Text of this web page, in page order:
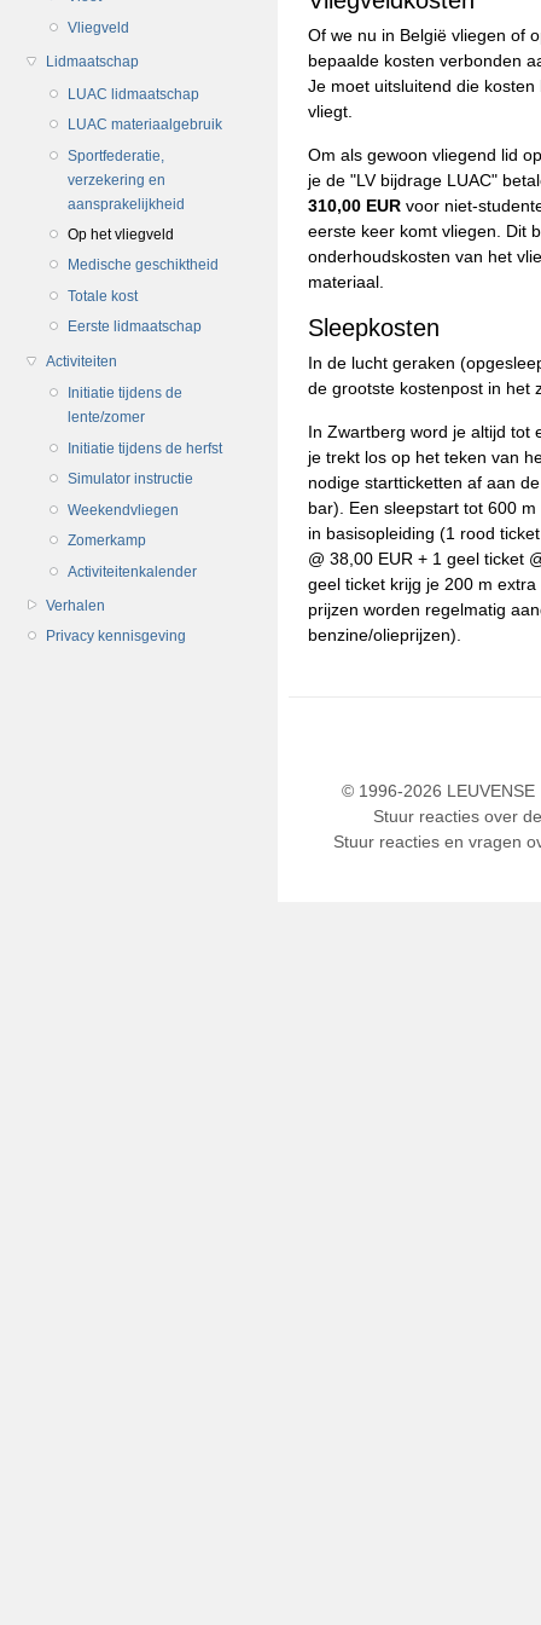
Vliegveld
Lidmaatschap
LUAC lidmaatschap
LUAC materiaalgebruik
Sportfederatie,
verzekering en
aansprakelijkheid
Op het vliegveld
Medische geschiktheid
Totale kost
Eerste lidmaatschap
Activiteiten
Initiatie tijdens de
lente/zomer
Initiatie tijdens de herfst
Simulator instructie
Weekendvliegen
Zomerkamp
Activiteitenkalender
Verhalen
Privacy kennisgeving
Of we nu in België vliegen of
bepaalde kosten verbonden
Je moet uitsluitend die
vliegt.
Om als gewoon vliegend lid
je de "LV bijdrage LUAC"
310,00 EUR voor niet-
eerste keer komt vliegen. Dit
onderhoudskosten van het
materiaal.
Sleepkosten
In de lucht geraken
de grootste kostenpost in het
In Zwartberg word je altijd tot
je trekt los op het teken van
nodige startticketten af aan
bar). Een sleepstart tot 600
in basisopleiding (1 rood
@ 38,00 EUR + 1 geel ticket
geel ticket krijg je 200 m
prijzen worden regelmatig
benzine/olieprijzen).
© 1996-2026
Stuur reacties over
Stuur reacties en vragen